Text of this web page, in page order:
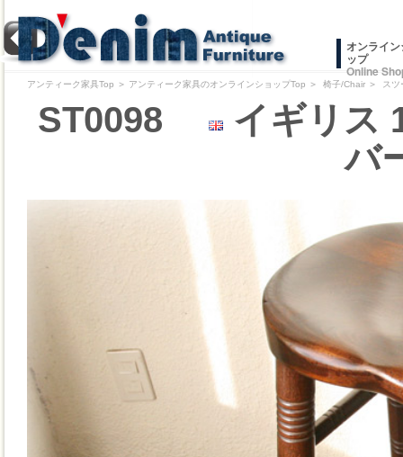
オンライ
ップ
Online
アンティーク家具Top ＞ アンティーク家具のオンラインショップTop ＞ 椅子/Chair ＞ ス
ST0098
イギリス
バ